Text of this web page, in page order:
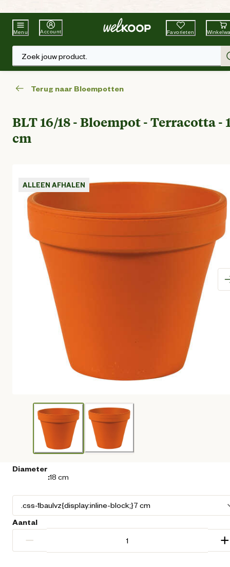
Beste WinkelketenTuin & Dier
Menu Account Favorieten
Zoek jouw product.
Terug naar Bloempotten
BLT 16/18 - Bloempot - Terracotta -
cm
ALLEEN AFHALEN
Diameter
:18 cm
Aantal
− +